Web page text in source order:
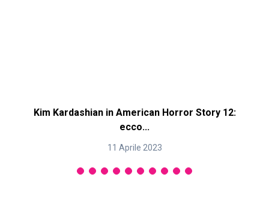
Kim Kardashian in American Horror Story 12:
ecco...
11 Aprile 2023